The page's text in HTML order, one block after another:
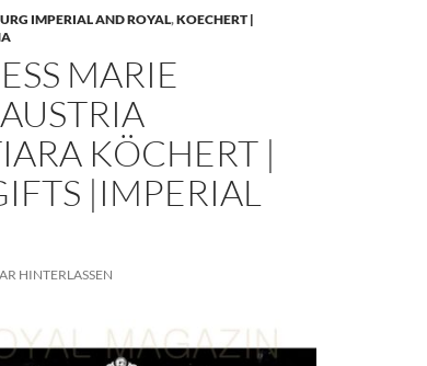
IMPERIAL AND ROYAL,KOECHERT |
MARIE
KÖCHERT |
|IMPERIAL
HINTERLASSEN